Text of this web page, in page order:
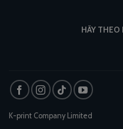
HÃY
K-print Company Limited